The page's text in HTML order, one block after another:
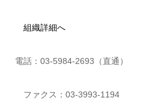
組織詳細へ
電話：03-5984-2693（直通）
ファクス：03-3993-1194